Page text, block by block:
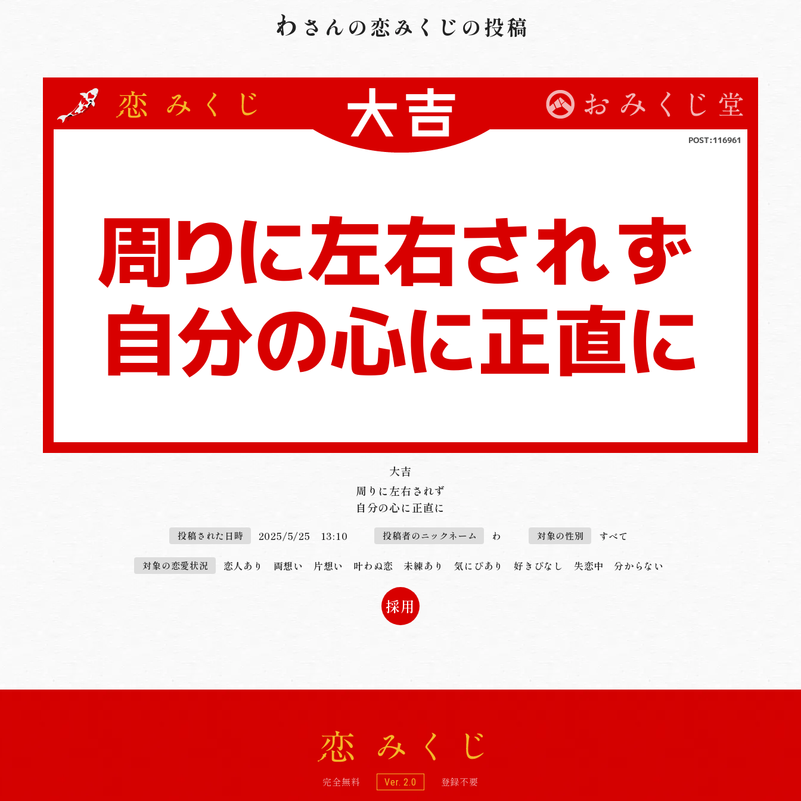
わ さんの 恋みくじの投稿
大吉
周りに左右されず
自分の心に正直に
投稿された日時 2025/5/25 13:10 投稿者のニックネーム わ 対象の性別 すべて
対象の恋愛状況 恋人あり 両想い 片想い 叶わぬ恋 未練あり 気にぴあり 好きぴなし 失恋中 分からない
採用
完全無料 Ver. 2.0 登録不要